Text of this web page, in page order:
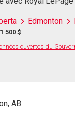
Edmonton
500 $
ouvertes du